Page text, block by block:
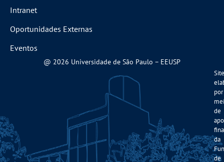
Intranet
Oportunidades Externas
Eventos
@ 2026 Universidade de São Paulo – EEUSP
Site
por
de
da
de